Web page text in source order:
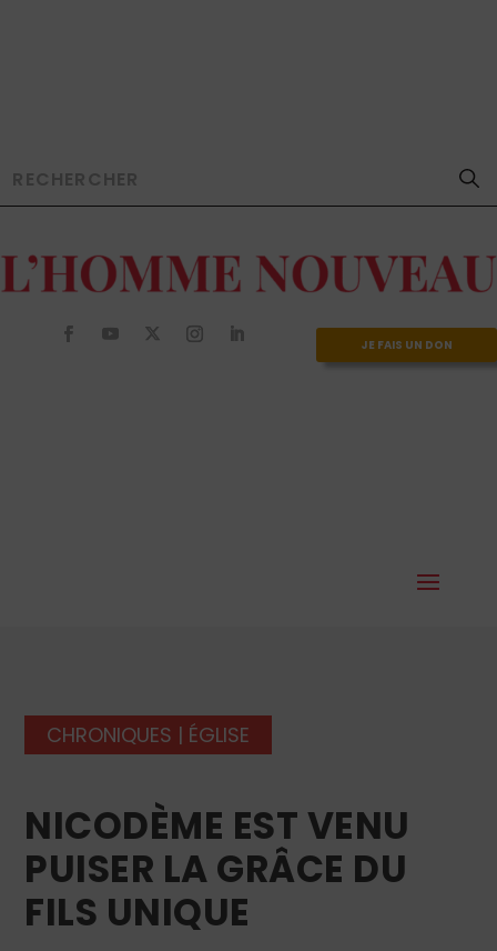
JE FAIS UN DON
CHRONIQUES | ÉGLISE
NICODÈME EST VENU
PUISER LA GRÂCE DU
FILS UNIQUE